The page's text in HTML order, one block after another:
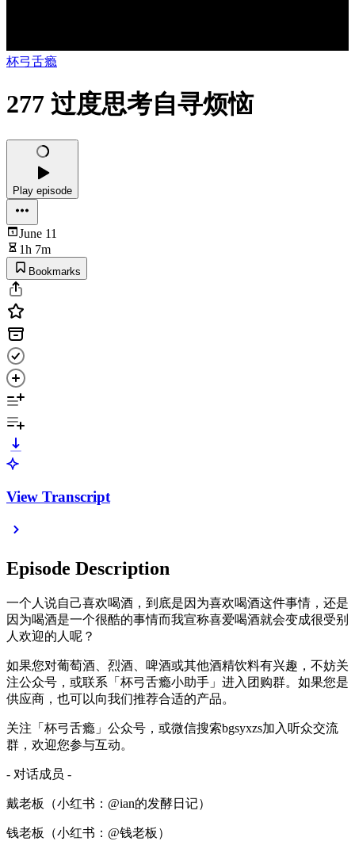
杯弓舌瘾
277 过度思考自寻烦恼
Play episode
June 11
1h 7m
Bookmarks
View Transcript
Episode Description
一个人说自己喜欢喝酒，到底是因为喜欢喝酒这件事情，还是
因为喝酒是一个很酷的事情而我宣称喜爱喝酒就会变成很受别
人欢迎的人呢？
如果您对葡萄酒、烈酒、啤酒或其他酒精饮料有兴趣，不妨关
注公众号，或联系「杯弓舌瘾小助手」进入团购群。如果您是
供应商，也可以向我们推荐合适的产品。
关注「杯弓舌瘾」公众号，或微信搜索bgsyxzs加入听众交流
群，欢迎您参与互动。
- 对话成员 -
戴老板（小红书：@ian的发酵日记）
钱老板（小红书：@钱老板）